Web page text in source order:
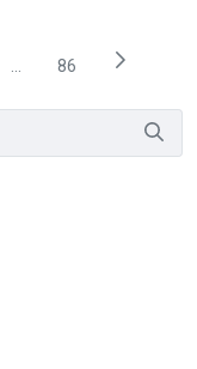
Páginas intermediárias
Página
86